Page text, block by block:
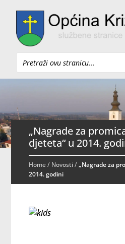
Pretraži
„Nagrade za
djeteta“ u 2014.
Home/ Novosti/„Nagrade za
2014. godini